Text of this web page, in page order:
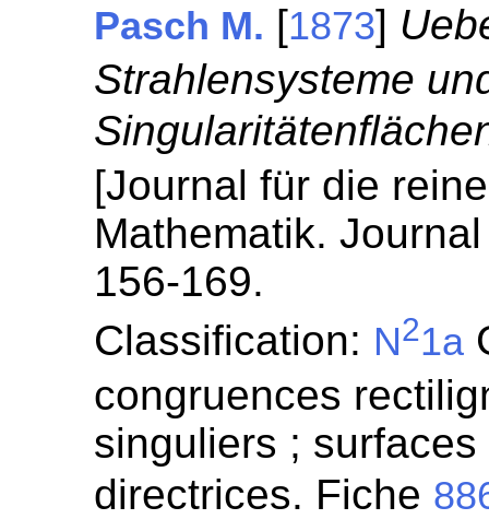
Pasch M. [1873]
Strahlensysteme
[Journal für die
Mathematik.
156-169.
Classification: N21a
congruences
singuliers ;
directrices. Fiche